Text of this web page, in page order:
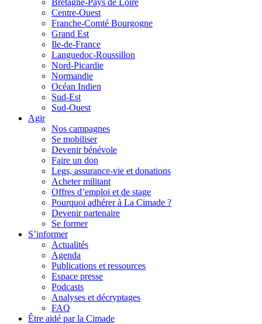
Bretagne-Pays de Loire
Centre-Ouest
Franche-Comté Bourgogne
Grand Est
Ile-de-France
Languedoc-Roussillon
Nord-Picardie
Normandie
Océan Indien
Sud-Est
Sud-Ouest
Agir
Nos campagnes
Se mobiliser
Devenir bénévole
Faire un don
Legs, assurance-vie et donations
Acheter militant
Offres d’emploi et de stage
Pourquoi adhérer à La Cimade ?
Devenir partenaire
Se former
S’informer
Actualités
Agenda
Publications et ressources
Espace presse
Podcasts
Analyses et décryptages
FAQ
Être aidé par la Cimade